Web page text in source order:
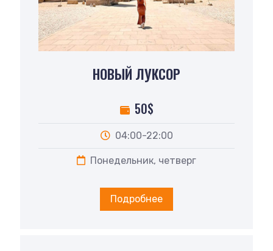
НОВЫЙ ЛУКСОР
50$
04:00-22:00
Понедельник, четверг
Подробнее